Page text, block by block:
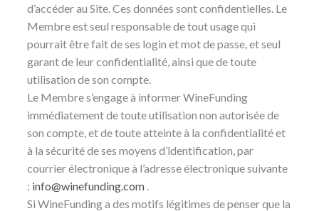
d’accéder au Site. Ces données sont confidentielles. Le
Membre est seul responsable de tout usage qui
pourrait être fait de ses login et mot de passe, et seul
garant de leur confidentialité, ainsi que de toute
utilisation de son compte.
Le Membre s’engage à informer WineFunding
immédiatement de toute utilisation non autorisée de
son compte, et de toute atteinte à la confidentialité et
à la sécurité de ses moyens d’identification, par
courrier électronique à l’adresse électronique suivante
: info@winefunding.com
Si WineFunding a des motifs légitimes de penser que la